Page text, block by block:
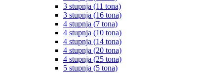
3 stupnja (11 tona)
3 stupnja (16 tona)
4 stupnja (7 tona)
4 stupnja (10 tona)
4 stupnja (14 tona)
4 stupnja (20 tona)
4 stupnja (25 tona)
5 stupnja (5 tona)